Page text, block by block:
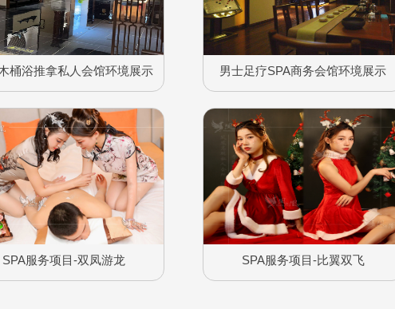
桶浴推拿私人会馆环境展示 男士足疗SPA商务会馆环境展示
SPA服务项目-双凤游龙 SPA服务项目-比翼双飞